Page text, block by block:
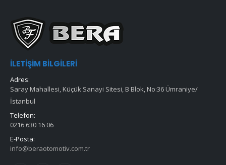
İLETIŞIM BILGILERI
Adres:
Saray Mahallesi, Küçük Sanayi Sitesi, B Blok, No:36 Ümraniye/
İstanbul
Telefon:
0216 630 16 06
E-Posta:
info@beraotomotiv.com.tr